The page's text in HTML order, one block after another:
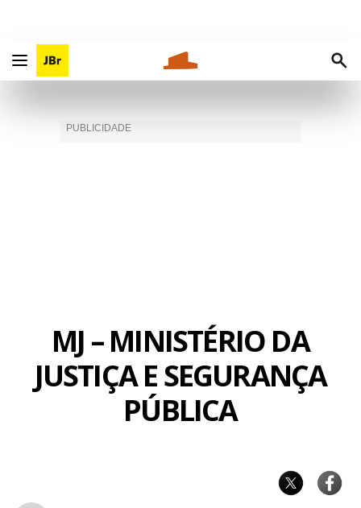
MJ – MINISTÉRIO DA
JUSTIÇA E SEGURANÇA
PÚBLICA